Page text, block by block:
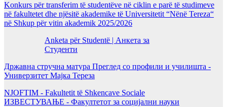
Konkurs për transferim të studentëve në ciklin e parë të studimeve
në fakultetet dhe njësitë akademike të Universitetit “Nënë Tereza“
në Shkup për vitin akademik 2025/2026
Anketa për Studentë | Анкета за
Студенти
Државна стручна матура Преглед со профили и училишта -
Универзитет Мајка Тереза
NJOFTIM - Fakultetit të Shkencave Sociale
ИЗВЕСТУВАЊЕ - Факултетот за социјални науки